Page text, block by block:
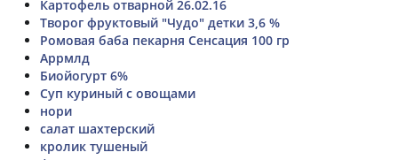
Картофель отварной 26.02.16
Творог фруктовый "Чудо" детки 3,6 %
Ромовая баба пекарня Сенсация 100 гр
Аррмлд
Биойогурт 6%
Суп куриный с овощами
нори
салат шахтерский
кролик тушеный